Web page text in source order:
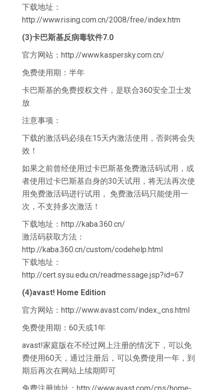
下载地址：
http://www.rising.com.cn/2008/free/index.htm
(3)卡巴斯基反病毒软件7.0
官方网站：http://www.kaspersky.com.cn/
免费使用期：半年
卡巴斯基的免费授权文件，是联合360安全卫士发
放
注意事项：
下载的激活码必须在15天内激活使用，否则将会失
效！
如果之前曾经使用过卡巴斯基免费激活码试用，或
者使用过卡巴斯基自身的30天试用，将无法再次使
用免费激活码进行试用， 免费激活码只能使用一
次，不支持多次激活！
下载地址：http://kaba.360.cn/
激活码获取方法：
http://kaba.360.cn/custom/codehelp.html
下载地址：
http://cert.sysu.edu.cn/readmessage.jsp?id=67
(4)avast! Home Edition
官方网站：http://www.avast.com/index_cns.html
免费使用期：60天或1年
avast!家庭版在不经过网上注册的情况下，可以免
费使用60天，通过注册后，可以免费使用一年，到
期后再次在网站上续期即可